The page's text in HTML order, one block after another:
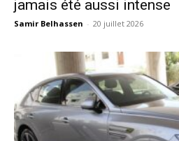
jamais été aussi intense
Samir Belhassen - 20 juillet 2026